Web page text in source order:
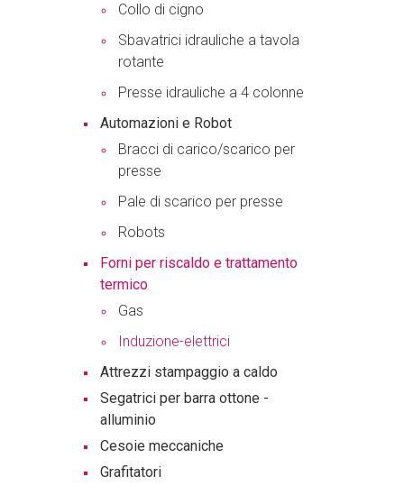
Collo di cigno
Sbavatrici idrauliche a tavola
rotante
Presse idrauliche a 4 colonne
Automazioni e Robot
Bracci di carico/scarico per
presse
Pale di scarico per presse
Robots
Forni per riscaldo e trattamento
termico
Gas
Induzione-elettrici
Attrezzi stampaggio a caldo
Segatrici per barra ottone -
alluminio
Cesoie meccaniche
Grafitatori